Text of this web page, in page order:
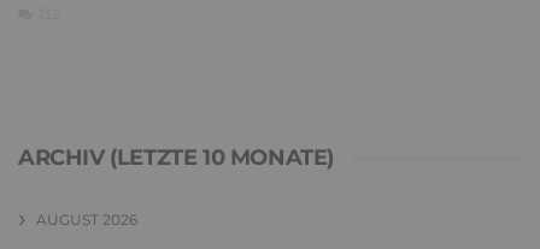
ARCHIV (LETZTE 10 MONATE)
AUGUST 2026